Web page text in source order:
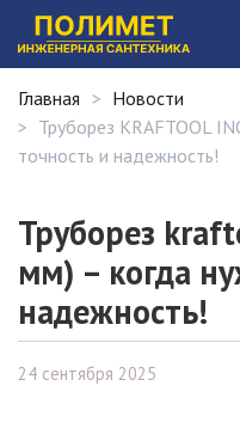
Главная
Новости
Труборез KRAFTOOL
точность и надежность!
Труборез
мм) – когда
надежность!
24 сентября 2025